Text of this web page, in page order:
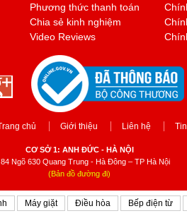
Phương thức thanh toán
Chia sẻ kinh nghiệm
Video Reviews
chủ Giới thiệu Liên hệ
CƠ SỞ 1: ANH ĐỨC - HÀ NỘI
Ngõ 630 Quang Trung - Hà Đông – TP Hà Nội
(Bản đồ đường đi)
Máy giặt Điều hòa Bếp điện từ